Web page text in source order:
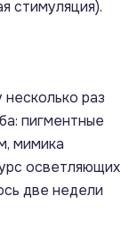
стимуляция).
раз
пигментные
мимика
осветляющих
две недели